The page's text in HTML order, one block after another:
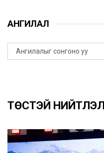
АНГИЛАЛ
ТӨСТЭЙ НИЙТЛЭЛ